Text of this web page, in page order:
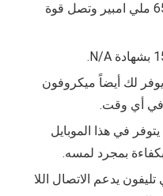
كما أن سعة البطارية فيه جيدة 6500 ملي امبير وتصل قوة
بشهادة N/A.
لك أيضاً ميكروفون
في هذا الموبايل
يدعم الاتصال اللا